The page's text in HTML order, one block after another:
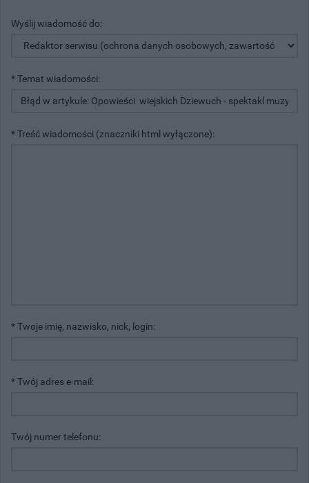
Wyślij wiadomość do:
* Temat wiadomości:
* Treść wiadomości (znaczniki html wyłączone):
* Twoje imię, nazwisko, nick, login:
* Twój adres e-mail:
Twój numer telefonu: